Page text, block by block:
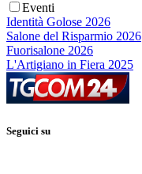
Eventi
Identità Golose 2026
Salone del Risparmio 2026
Fuorisalone 2026
L'Artigiano in Fiera 2025
Seguici su